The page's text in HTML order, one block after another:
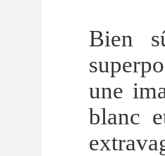
Bien
une
blanc